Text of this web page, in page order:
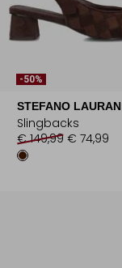
-50%
STEFANO LAURAN
Slingbacks
€ 149,99 € 74,99